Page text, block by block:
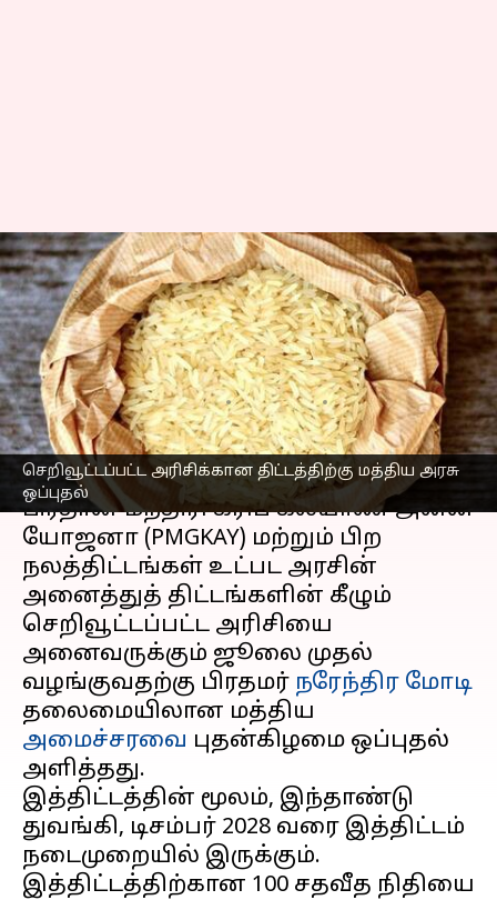
செறிவூட்டப்பட்ட அரிசிக்கான திட்டத்திற்கு மத்திய அரசு
ஒப்புதல்
17,082 கோடி மதிப்பிலான
செறிவூட்டப்பட்ட
அரிசிக்கான திட்டத்திற்கு
மத்திய அரசு ஒப்புதல்
எழுதியவர் Venkatalakshmi V Oct 09, 2024 04:48 pm
செய்தி முன்னோட்டம்
பிரதான் மந்திரி கரிப் கல்யாண் அன்ன
யோஜனா (PMGKAY) மற்றும் பிற
நலத்திட்டங்கள் உட்பட அரசின்
அனைத்துத் திட்டங்களின் கீழும்
செறிவூட்டப்பட்ட அரிசியை
அனைவருக்கும் ஜூலை முதல்
வழங்குவதற்கு பிரதமர் நரேந்திர மோடி
தலைமையிலான மத்திய
அமைச்சரவை புதன்கிழமை ஒப்புதல்
அளித்தது.
இத்திட்டத்தின் மூலம், இந்தாண்டு
துவங்கி, டிசம்பர் 2028 வரை இத்திட்டம்
நடைமுறையில் இருக்கும்.
இத்திட்டத்திற்கான 100 சதவீத நிதியை